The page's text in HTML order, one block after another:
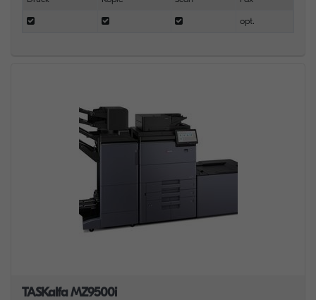
opt.
TASKalfa MZ9500i